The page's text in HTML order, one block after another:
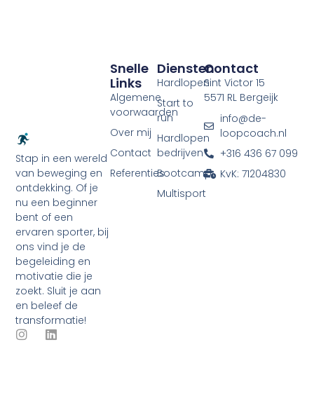
Stap in een wereld
van beweging en
ontdekking. Of je
nu een beginner
bent of een
ervaren sporter, bij
ons vind je de
begeleiding en
motivatie die je
zoekt. Sluit je aan
en beleef de
transformatie!
I
L
Diensten
Hardlopen
Start to
run
Hardlopen
bedrijven
Bootcamp
Multisport
Snelle
Links
Algemene
voorwaarden
Over mij
Contact
Referenties
Contact
Sint Victor 15
5571 RL Bergeijk
info@de-
loopcoach.nl
+316 436 67 099
KvK: 71204830